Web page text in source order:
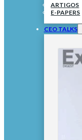
ARTIGOS
E-PAPERS
CEO TALKS